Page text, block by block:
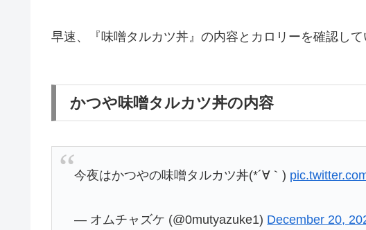
早速、『味噌タルカツ丼』の内容とカロリーを確認して
かつや味噌タルカツ丼の内容
今夜はかつやの味噌タルカツ丼(*´∀｀)
— オムチャズケ (@0mutyazuke1) December 20,